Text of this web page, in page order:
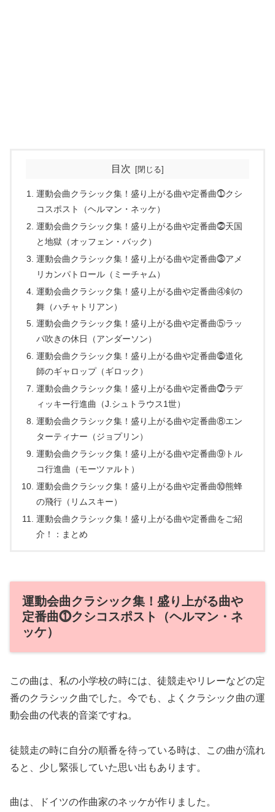
目次
運動会曲クラシック集！盛り上がる曲や定番曲⓵クシ
コスポスト（ヘルマン・ネッケ）
運動会曲クラシック集！盛り上がる曲や定番曲⓶天国
と地獄（オッフェン・バック）
運動会曲クラシック集！盛り上がる曲や定番曲⓷アメ
リカンパトロール（ミーチャム）
運動会曲クラシック集！盛り上がる曲や定番曲④剣の
舞（ハチャトリアン）
運動会曲クラシック集！盛り上がる曲や定番曲⑤ラッ
パ吹きの休日（アンダーソン）
運動会曲クラシック集！盛り上がる曲や定番曲⓺道化
師のギャロップ（ギロック）
運動会曲クラシック集！盛り上がる曲や定番曲⓻ラデ
ィッキー行進曲（J.シュトラウス1世）
運動会曲クラシック集！盛り上がる曲や定番曲⑧エン
ターティナー（ジョプリン）
運動会曲クラシック集！盛り上がる曲や定番曲⑨トル
コ行進曲（モーツァルト）
運動会曲クラシック集！盛り上がる曲や定番曲⑩熊蜂
の飛行（リムスキー）
運動会曲クラシック集！盛り上がる曲や定番曲をご紹
介！：まとめ
運動会曲クラシック集！盛り上がる曲や
定番曲⓵クシコスポスト（ヘルマン・ネ
ッケ）
この曲は、私の小学校の時には、徒競走やリレーなどの定
番のクラシック曲でした。今でも、よくクラシック曲の運
動会曲の代表的音楽ですね。
徒競走の時に自分の順番を待っている時は、この曲が流れ
ると、少し緊張していた思い出もあります。
曲は、ドイツの作曲家のネッケが作りました。